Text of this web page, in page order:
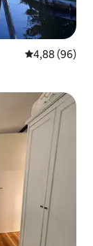
5 üzerinden
4,88 (96)